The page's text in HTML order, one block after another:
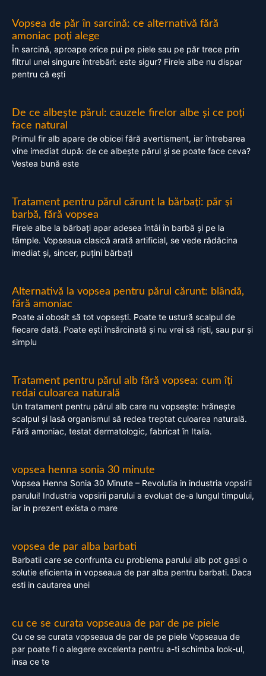
Vopsea de păr în sarcină: ce alternativă fără
amoniac poți alege
În sarcină, aproape orice pui pe piele sau pe păr trece prin
filtrul unei singure întrebări: este sigur? Firele albe nu dispar
pentru că ești
De ce albește părul: cauzele firelor albe și ce poți
face natural
Primul fir alb apare de obicei fără avertisment, iar întrebarea
vine imediat după: de ce albește părul și se poate face ceva?
Vestea bună este
Tratament pentru părul cărunt la bărbați: păr și
barbă, fără vopsea
Firele albe la bărbați apar adesea întâi în barbă și pe la
tâmple. Vopseaua clasică arată artificial, se vede rădăcina
imediat și, sincer, puțini bărbați
Alternativă la vopsea pentru părul cărunt: blândă,
fără amoniac
Poate ai obosit să tot vopsești. Poate te ustură scalpul de
fiecare dată. Poate ești însărcinată și nu vrei să riști, sau pur și
simplu
Tratament pentru părul alb fără vopsea: cum îți
redai culoarea naturală
Un tratament pentru părul alb care nu vopsește: hrănește
scalpul și lasă organismul să redea treptat culoarea naturală.
Fără amoniac, testat dermatologic, fabricat în Italia.
vopsea henna sonia 30 minute
Vopsea Henna Sonia 30 Minute – Revolutia in industria vopsirii
parului! Industria vopsirii parului a evoluat de-a lungul timpului,
iar in prezent exista o mare
vopsea de par alba barbati
Barbatii care se confrunta cu problema parului alb pot gasi o
solutie eficienta in vopseaua de par alba pentru barbati. Daca
esti in cautarea unei
cu ce se curata vopseaua de par de pe piele
Cu ce se curata vopseaua de par de pe piele Vopseaua de
par poate fi o alegere excelenta pentru a-ti schimba look-ul,
insa ce te